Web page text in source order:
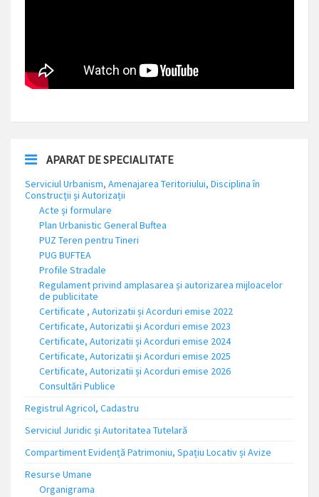
APARAT DE SPECIALITATE
Serviciul Urbanism, Amenajarea Teritoriului, Disciplina în
Construcții și Autorizații
Acte și formulare
Plan Urbanistic General Buftea
PUZ Teren pentru Tineri
PUG BUFTEA
Profile Stradale
Regulament privind amplasarea și autorizarea mijloacelor
de publicitate
Certificate , Autorizatii și Acorduri emise 2022
Certificate, Autorizatii și Acorduri emise 2023
Certificate, Autorizatii și Acorduri emise 2024
Certificate, Autorizatii și Acorduri emise 2025
Certificate, Autorizatii și Acorduri emise 2026
Consultări Publice
Registrul Agricol, Cadastru
Serviciul Juridic și Autoritatea Tutelară
Compartiment Evidență Patrimoniu, Spațiu Locativ și Avize
Resurse Umane
Organigrama